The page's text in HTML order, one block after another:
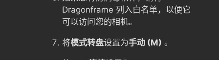
Dragonframe 列入白名单，以便它
可以访问您的相机。
将模式转盘设置为手动 (M) 。